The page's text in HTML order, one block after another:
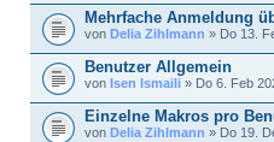
Mehrfache Anmeldung
von Delia Zihlmann » Do 13.
Benutzer Allgemein
von Isen Ismaili » Do 6. Feb
Einzelne Makros pro
von Delia Zihlmann » Do 19.